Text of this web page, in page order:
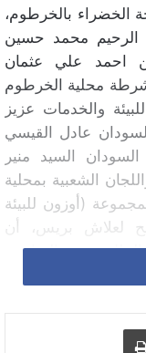
الخضراء بالخرطوم،
محمد حسين
احمد علي عثمان
محلية الخرطوم
والخدمات عزيز
عادل القيسي
السيد منير
الشعبية بمحلية
(أوزون للبيئة
لعلاش بريس، أن
الملك محمد السادس
تنشط بكل من دولة
اعلى المحليات
طباعة